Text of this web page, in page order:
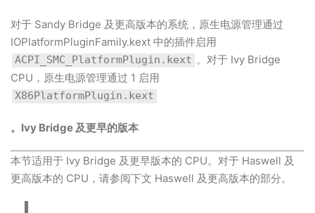
对于 Sandy Bridge 及更高版本的系统，原生电源管理通过
IOPlatformPluginFamily.kext 中的插件启用
ACPI_SMC_PlatformPlugin.kext 。对于 Ivy Bridge
CPU，原生电源管理通过 1 启用
X86PlatformPlugin.kext
。Ivy Bridge 及更早的版本
本节适用于 Ivy Bridge 及更早版本的 CPU。对于 Haswell 及
更高版本的 CPU，请参阅下文 Haswell 及更高版本的部分。